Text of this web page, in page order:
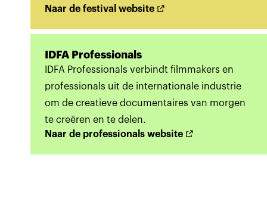
Naar de festival website
IDFA Professionals
IDFA Professionals verbindt filmmakers en
professionals uit de internationale industrie
om de creatieve documentaires van morgen
te creëren en te delen.
Naar de professionals website